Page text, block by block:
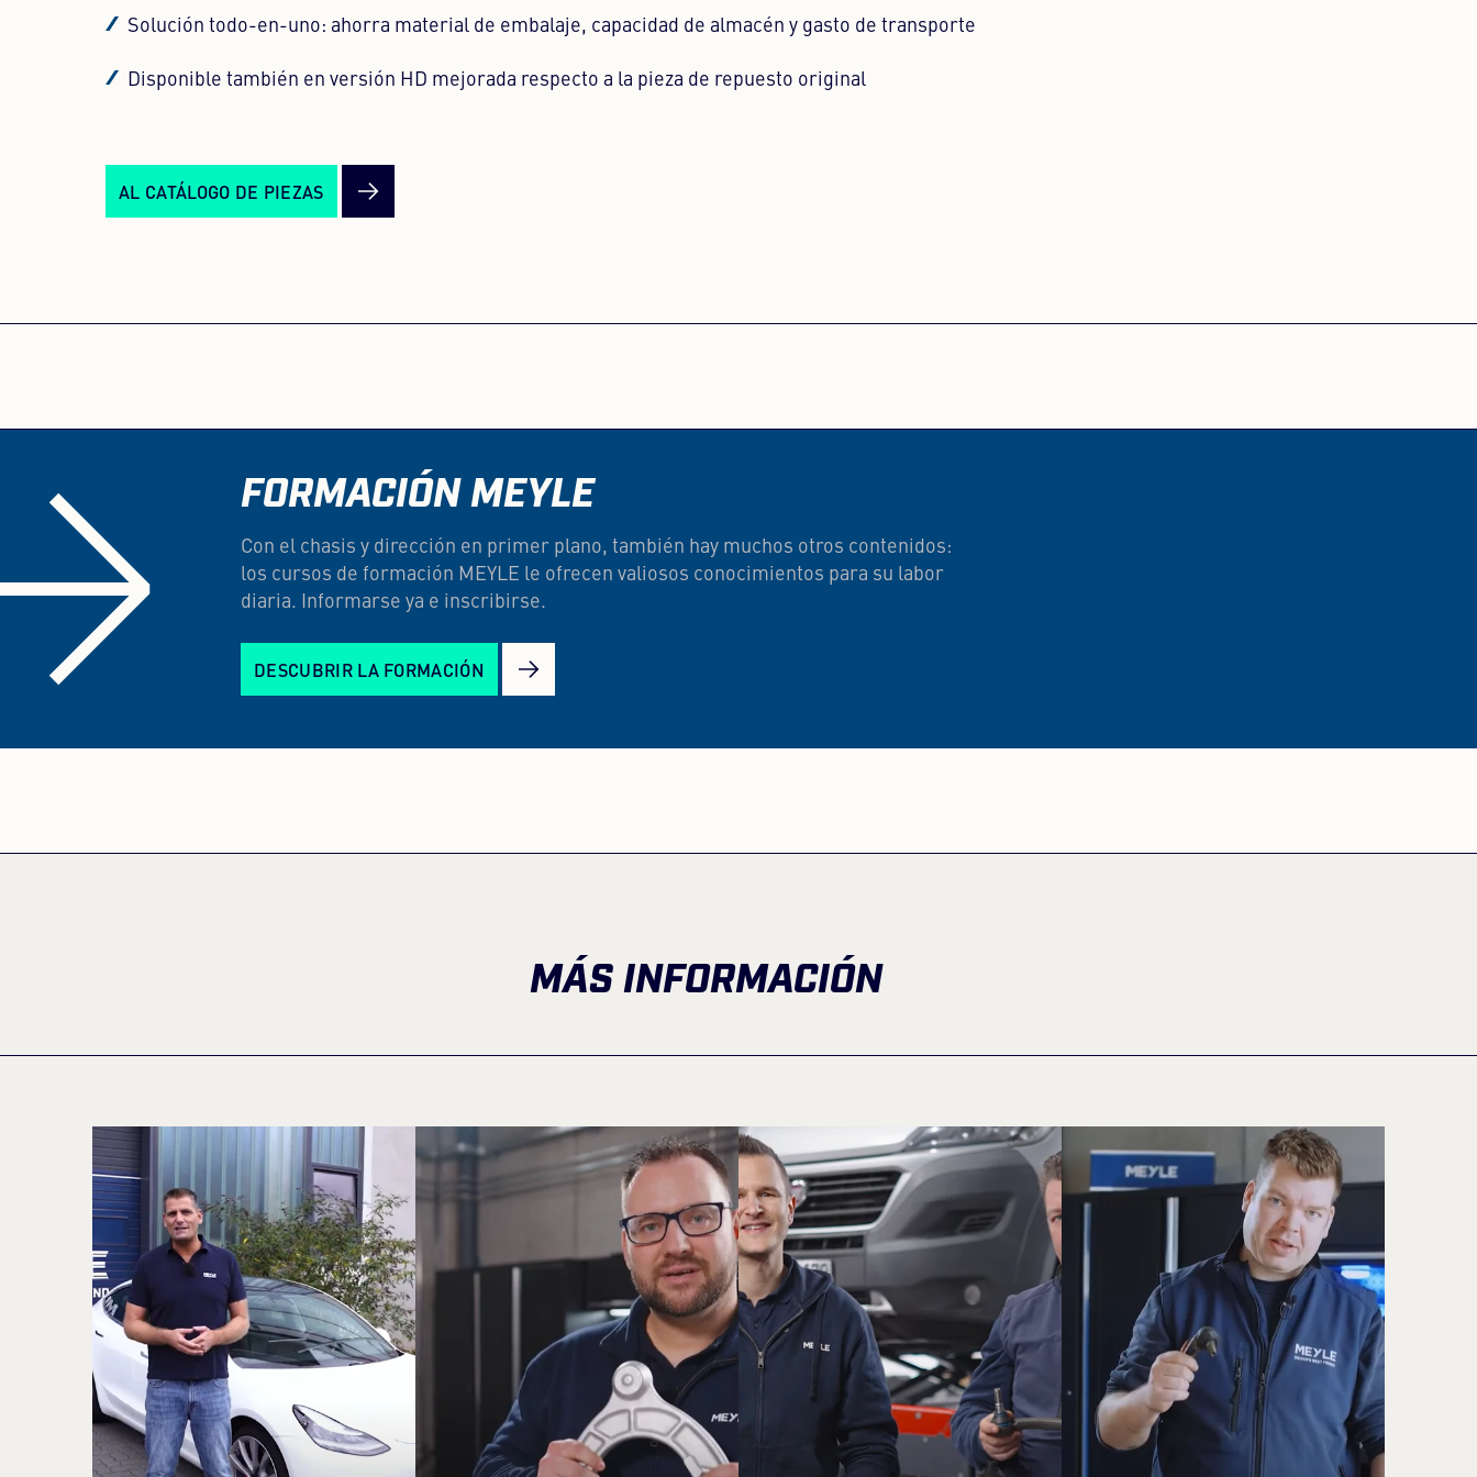
Solución todo-en-uno: ahorra material de embalaje, capacidad de almacén y gasto de transporte
Disponible también en versión HD mejorada respecto a la pieza de repuesto original
AL CATÁLOGO DE PIEZAS
FORMACIÓN MEYLE
Con el chasis y dirección en primer plano, también hay muchos otros contenidos:
los cursos de formación MEYLE le ofrecen valiosos conocimientos para su labor
diaria. Informarse ya e inscribirse.
DESCUBRIR LA FORMACIÓN
MÁS INFORMACIÓN